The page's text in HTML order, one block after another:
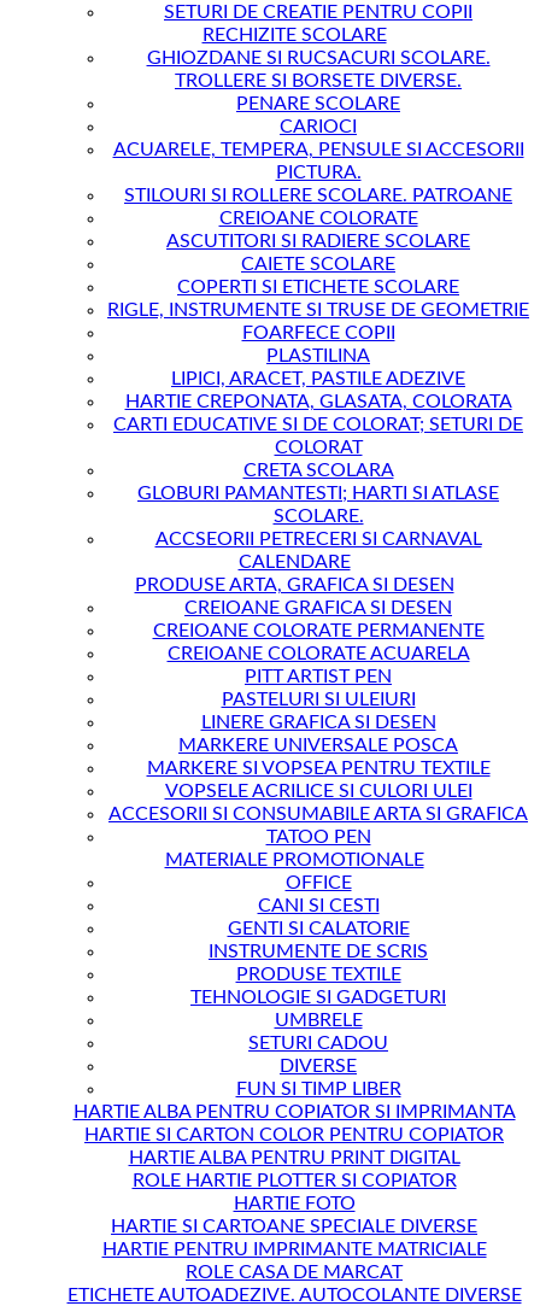
SETURI DE CREATIE PENTRU COPII
RECHIZITE SCOLARE
GHIOZDANE SI RUCSACURI SCOLARE.
TROLLERE SI BORSETE DIVERSE.
PENARE SCOLARE
CARIOCI
ACUARELE, TEMPERA, PENSULE SI ACCESORII
PICTURA.
STILOURI SI ROLLERE SCOLARE. PATROANE
CREIOANE COLORATE
ASCUTITORI SI RADIERE SCOLARE
CAIETE SCOLARE
COPERTI SI ETICHETE SCOLARE
RIGLE, INSTRUMENTE SI TRUSE DE GEOMETRIE
FOARFECE COPII
PLASTILINA
LIPICI, ARACET, PASTILE ADEZIVE
HARTIE CREPONATA, GLASATA, COLORATA
CARTI EDUCATIVE SI DE COLORAT; SETURI DE
COLORAT
CRETA SCOLARA
GLOBURI PAMANTESTI; HARTI SI ATLASE
SCOLARE.
ACCSEORII PETRECERI SI CARNAVAL
CALENDARE
PRODUSE ARTA, GRAFICA SI DESEN
CREIOANE GRAFICA SI DESEN
CREIOANE COLORATE PERMANENTE
CREIOANE COLORATE ACUARELA
PITT ARTIST PEN
PASTELURI SI ULEIURI
LINERE GRAFICA SI DESEN
MARKERE UNIVERSALE POSCA
MARKERE SI VOPSEA PENTRU TEXTILE
VOPSELE ACRILICE SI CULORI ULEI
ACCESORII SI CONSUMABILE ARTA SI GRAFICA
TATOO PEN
MATERIALE PROMOTIONALE
OFFICE
CANI SI CESTI
GENTI SI CALATORIE
INSTRUMENTE DE SCRIS
PRODUSE TEXTILE
TEHNOLOGIE SI GADGETURI
UMBRELE
SETURI CADOU
DIVERSE
FUN SI TIMP LIBER
HARTIE ALBA PENTRU COPIATOR SI IMPRIMANTA
HARTIE SI CARTON COLOR PENTRU COPIATOR
HARTIE ALBA PENTRU PRINT DIGITAL
ROLE HARTIE PLOTTER SI COPIATOR
HARTIE FOTO
HARTIE SI CARTOANE SPECIALE DIVERSE
HARTIE PENTRU IMPRIMANTE MATRICIALE
ROLE CASA DE MARCAT
ETICHETE AUTOADEZIVE. AUTOCOLANTE DIVERSE